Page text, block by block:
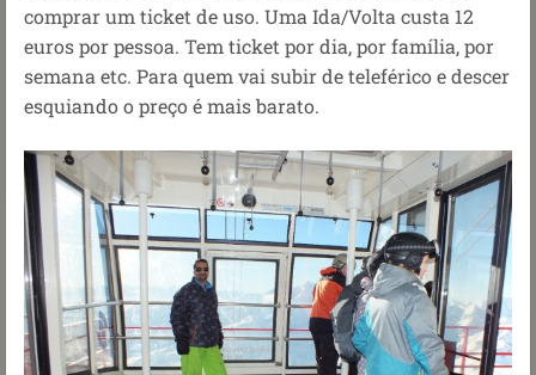
comprar um ticket de uso. Uma Ida/Volta custa 12
euros por pessoa. Tem ticket por dia, por família, por
semana etc. Para quem vai subir de teleférico e descer
esquiando o preço é mais barato.